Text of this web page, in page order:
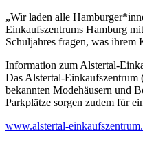
„Wir laden alle
Einkaufszentrums Hamburg
Schuljahres fragen, was
Information zum Alstertal-
Das Alstertal-Einkaufszentrum
bekannten Modehäusern und
Parkplätze sorgen zudem für
www.alstertal-